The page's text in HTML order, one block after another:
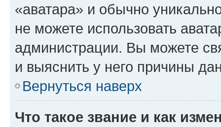
«аватара» и обычно
не можете использовать
администрации. Вы можете
и выяснить у него причины
Вернуться наверх
Что такое звание и как